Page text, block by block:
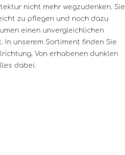
nicht mehr wegzudenken. Sie
zu pflegen und noch dazu
einen unvergleichlichen
In unserem Sortiment finden Sie
Von erhabenen dunklen
dabei.